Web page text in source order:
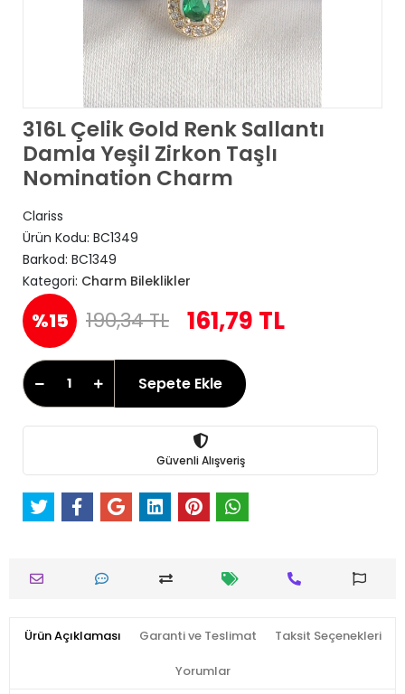
316L Çelik Gold Renk Sallantı
Damla Yeşil Zirkon Taşlı
Nomination Charm
Clariss
Ürün Kodu: BC1349
Barkod: BC1349
Kategori: Charm Bileklikler
%15 190,34 TL 161,79 TL
Sepete Ekle
Güvenli Alışveriş
Ürün Açıklaması Garanti ve Teslimat Taksit Seçenekleri
Yorumlar